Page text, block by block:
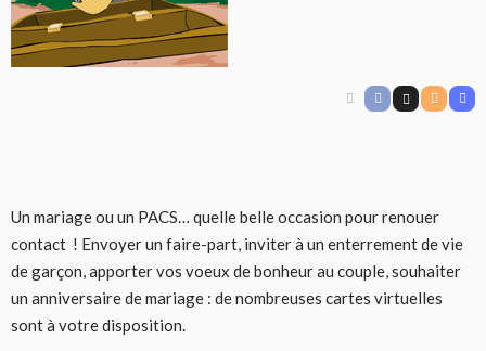
Un mariage ou un PACS… quelle belle occasion pour renouer
contact ! Envoyer un faire-part, inviter à un enterrement de vie
de garçon, apporter vos voeux de bonheur au couple, souhaiter
un anniversaire de mariage : de nombreuses cartes virtuelles
sont à votre disposition.